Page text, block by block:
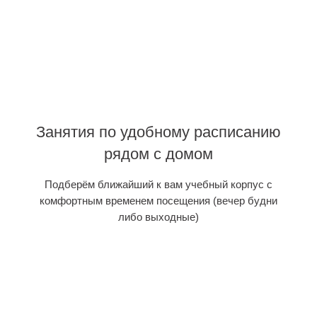
Занятия по удобному расписанию
рядом с домом
Подберём ближайший к вам учебный корпус с
комфортным временем посещения (вечер будни
либо выходные)